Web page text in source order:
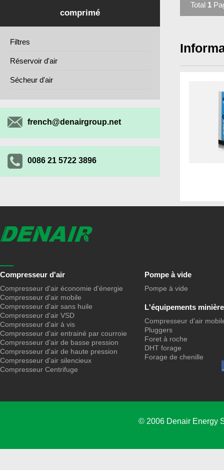
comprimé
Filtres
Réservoir d'air
Sécheur d'air
french@denairgroup.net
0086 21 5722 3896
Total 1
Compresseur d'air
Compresseur d'air économie d'énergie
Compresseur d'air mobile
Compresseur d'air sans huile
Compresseur d'air VSD
Compresseur d'air à vis
Compresseur d’air entrainé par courroie
Compresseur d’air de basse pression
Compresseur d'air de haute pression
Compresseur d'air silencieux
Compresseur Centrifuge
Pompe à vide
Pompe à vide
L'équipements minière
Compresseur d'air
Pluggers
Foret à roche
DHT forage
Forage de chenille
© 2006 Denair Energy